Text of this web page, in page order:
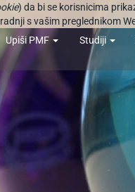
) da bi se korisnicima
s vašim preglednikom
Upiši PMF Studiji